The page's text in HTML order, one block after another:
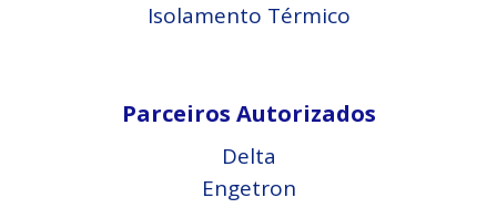
Isolamento Térmico
Parceiros Autorizados
Delta
Engetron